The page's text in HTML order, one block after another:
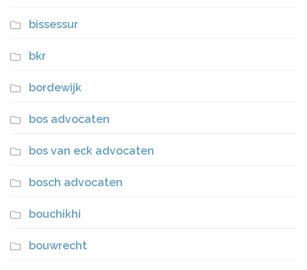
bissessur
bkr
bordewijk
bos advocaten
bos van eck advocaten
bosch advocaten
bouchikhi
bouwrecht